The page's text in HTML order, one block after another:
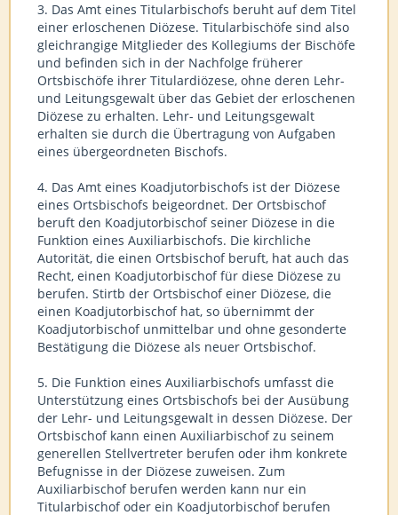
3. Das Amt eines Titularbischofs beruht auf dem Titel
einer erloschenen Diözese. Titularbischöfe sind also
gleichrangige Mitglieder des Kollegiums der Bischöfe
und befinden sich in der Nachfolge früherer
Ortsbischöfe ihrer Titulardiözese, ohne deren Lehr-
und Leitungsgewalt über das Gebiet der erloschenen
Diözese zu erhalten. Lehr- und Leitungsgewalt
erhalten sie durch die Übertragung von Aufgaben
eines übergeordneten Bischofs.
4. Das Amt eines Koadjutorbischofs ist der Diözese
eines Ortsbischofs beigeordnet. Der Ortsbischof
beruft den Koadjutorbischof seiner Diözese in die
Funktion eines Auxiliarbischofs. Die kirchliche
Autorität, die einen Ortsbischof beruft, hat auch das
Recht, einen Koadjutorbischof für diese Diözese zu
berufen. Stirtb der Ortsbischof einer Diözese, die
einen Koadjutorbischof hat, so übernimmt der
Koadjutorbischof unmittelbar und ohne gesonderte
Bestätigung die Diözese als neuer Ortsbischof.
5. Die Funktion eines Auxiliarbischofs umfasst die
Unterstützung eines Ortsbischofs bei der Ausübung
der Lehr- und Leitungsgewalt in dessen Diözese. Der
Ortsbischof kann einen Auxiliarbischof zu seinem
generellen Stellvertreter berufen oder ihm konkrete
Befugnisse in der Diözese zuweisen. Zum
Auxiliarbischof berufen werden kann nur ein
Titularbischof oder ein Koadjutorbischof berufen